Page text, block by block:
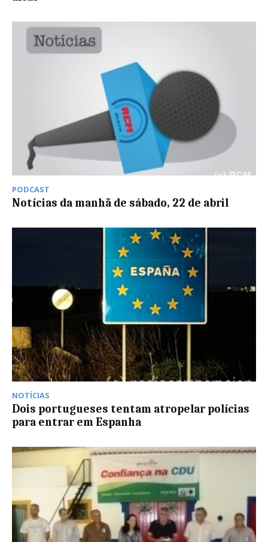
PODCAST
Notícias da manhã de sábado, 22 de abril
NOTÍCIAS
Dois portugueses tentam atropelar polícias
para entrar em Espanha